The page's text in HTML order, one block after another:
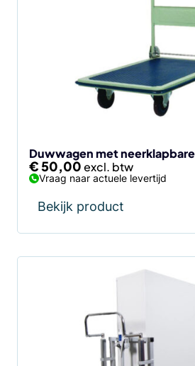
Duwwagen met
€50,00
Vraag naar actuele levertijd
Bekijk product